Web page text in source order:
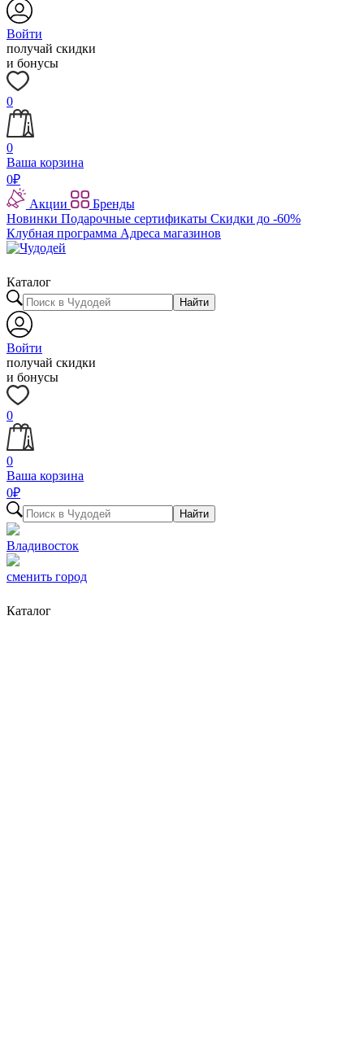
Войти
получай скидки
и бонусы
0
0
Ваша корзина
0₽
Акции
Бренды
Новинки Подарочные сертификаты Скидки до -60%
Клубная программа Адреса магазинов
Каталог
Найти
Войти
получай скидки
и бонусы
0
0
Ваша корзина
0₽
Найти
Владивосток
сменить город
Каталог